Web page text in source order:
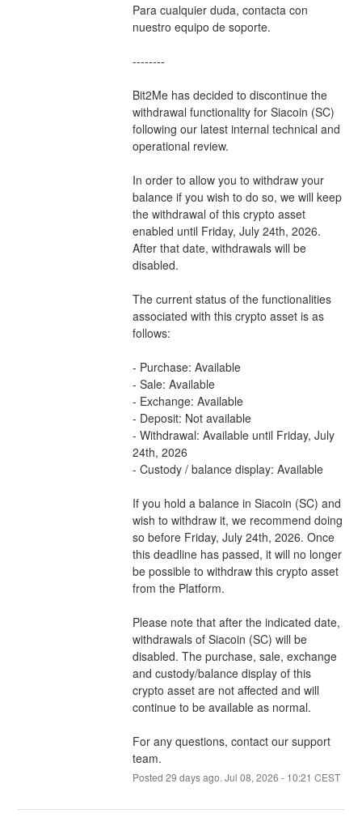
Para cualquier duda, contacta con
nuestro equipo de soporte.
--------
Bit2Me has decided to discontinue the
withdrawal functionality for Siacoin (SC)
following our latest internal technical and
operational review.
In order to allow you to withdraw your
balance if you wish to do so, we will keep
the withdrawal of this crypto asset
enabled until Friday, July 24th, 2026.
After that date, withdrawals will be
disabled.
The current status of the functionalities
associated with this crypto asset is as
follows:
- Purchase: Available
- Sale: Available
- Exchange: Available
- Deposit: Not available
- Withdrawal: Available until Friday, July
24th, 2026
- Custody / balance display: Available
If you hold a balance in Siacoin (SC) and
wish to withdraw it, we recommend doing
so before Friday, July 24th, 2026. Once
this deadline has passed, it will no longer
be possible to withdraw this crypto asset
from the Platform.
Please note that after the indicated date,
withdrawals of Siacoin (SC) will be
disabled. The purchase, sale, exchange
and custody/balance display of this
crypto asset are not affected and will
continue to be available as normal.
For any questions, contact our support
team.
Posted 29 days ago. Jul 08, 2026 - 10:21 CEST